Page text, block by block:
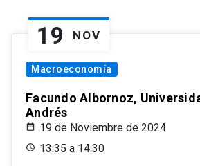
19 NOV
Macroeconomía
Facundo Albornoz,
Andrés
19 de Noviembre de 2024
13:35 a 14:30